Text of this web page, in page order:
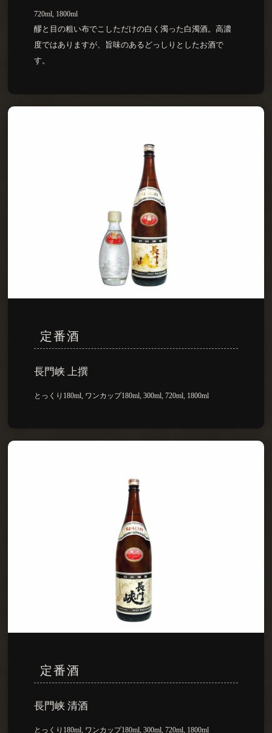
720ml, 1800ml
醪と目の粗い布でこしただけの白く濁った白濁酒。高濃
度ではありますが、旨味のあるどっしりとしたお酒で
す。
定番酒
長門峡 上撰
とっくり180ml, ワンカップ180ml, 300ml, 720ml, 1800ml
定番酒
長門峡 清酒
とっくり180ml, ワンカップ180ml, 300ml, 720ml, 1800ml